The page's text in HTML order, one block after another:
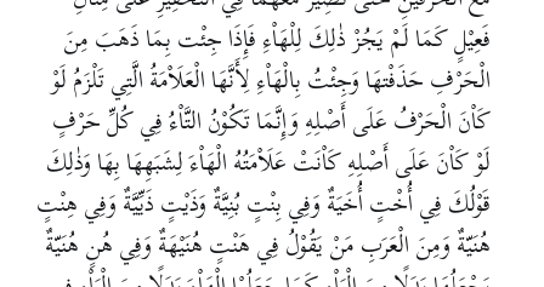
فَعِيْلٍ كَمَا لَمْ يَجُزْ ذٰلِكَ لِلْهَاْءِ فَإِذَا جِئْت بِمَا ذَهَبَ مِنَ
الْحَرْفِ حَذَفْتهَا وَجِئْتُ بِالْهَاْءِ لِأَنَّهَا الْعَلَاْمَةُ الَّتِي تَلْزَمُ لَوْ
كَاْنَ الْحَرْفُ عَلَى أَصْلِهِ وَإِنَّمَا تَكُوْنُ التَّاْءُ فِي كُلِّ حَرْفٍ
لَوْ كَاْنَ عَلَى أَصْلِهِ كَاْنَتْ عَلَاْمَتُهُ الْهَاْءَ لِشَبَهِهَا بِهَا وَذٰلِكَ
قَوْلُكَ فِي أُخْتٍ أُخَيَةٌ وَفِي بِنْتٍ بُنِيَّةٌ وَذَيْتٍ ذَيِّيَّةٌ وَفِي هِنْتٍ
هُنَيّةٌ وَمِنَ الْعَرَبِ مَنْ يَقُوْلُ فِي هَنْتٍ هُنَيْهَةٌ وَفِي هُنٍ هُنَيّةٌ